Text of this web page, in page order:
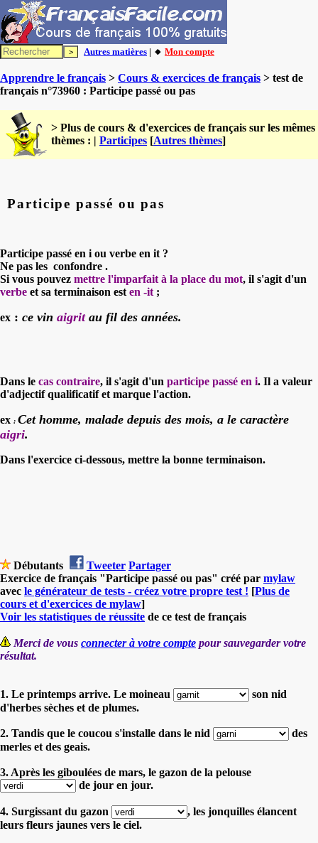
Autres matières | 🔸 Mon compte
Apprendre le français > Cours & exercices de français > test de
français n°73960 : Participe passé ou pas
> Plus de cours & d'exercices de français sur les mêmes
thèmes : | Participes [Autres thèmes]
Participe passé ou pas
Participe passé en i ou verbe en it ?
Ne pas les confondre .
Si vous pouvez mettre l'imparfait à la place du mot, il s'agit d'un
verbe et sa terminaison est en -it ;
ex : ce vin aigrit au fil des années.
Dans le cas contraire, il s'agit d'un participe passé en i. Il a valeur
d'adjectif qualificatif et marque l'action.
ex : Cet homme, malade depuis des mois, a le caractère
aigri.
Dans l'exercice ci-dessous, mettre la bonne terminaison.
Débutants Tweeter Partager
Exercice de français "Participe passé ou pas" créé par mylaw
avec le générateur de tests - créez votre propre test ! [Plus de
cours et d'exercices de mylaw]
Voir les statistiques de réussite de ce test de français
Merci de vous connecter à votre compte pour sauvegarder votre
résultat.
1. Le printemps arrive. Le moineau
son nid
d'herbes sèches et de plumes.
2. Tandis que le coucou s'installe dans le nid
des
merles et des geais.
3. Après les giboulées de mars, le gazon de la pelouse
de jour en jour.
4. Surgissant du gazon
, les jonquilles élancent
leurs fleurs jaunes vers le ciel.